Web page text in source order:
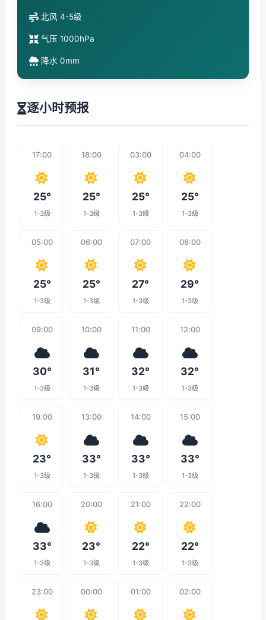
北风 4-5级
气压 1000hPa
降水 0mm
逐小时预报
17:00
25°
1-3级
18:00
25°
1-3级
03:00
25°
1-3级
04:00
25°
1-3级
05:00
25°
1-3级
06:00
25°
1-3级
07:00
27°
1-3级
08:00
29°
1-3级
09:00
30°
1-3级
10:00
31°
1-3级
11:00
32°
1-3级
12:00
32°
1-3级
19:00
23°
1-3级
13:00
33°
1-3级
14:00
33°
1-3级
15:00
33°
1-3级
16:00
33°
1-3级
20:00
23°
1-3级
21:00
22°
1-3级
22:00
22°
1-3级
23:00 00:00 01:00 02:00